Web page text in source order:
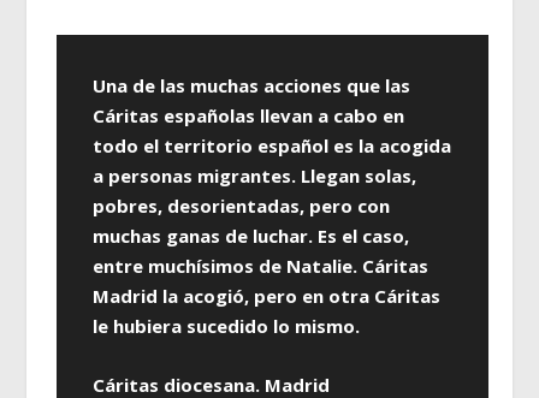
Una de las muchas acciones que las
Cáritas españolas llevan a cabo en
todo el territorio español es la acogida
a personas migrantes. Llegan solas,
pobres, desorientadas, pero con
muchas ganas de luchar. Es el caso,
entre muchísimos de Natalie. Cáritas
Madrid la acogió, pero en otra Cáritas
le hubiera sucedido lo mismo.
Cáritas diocesana. Madrid